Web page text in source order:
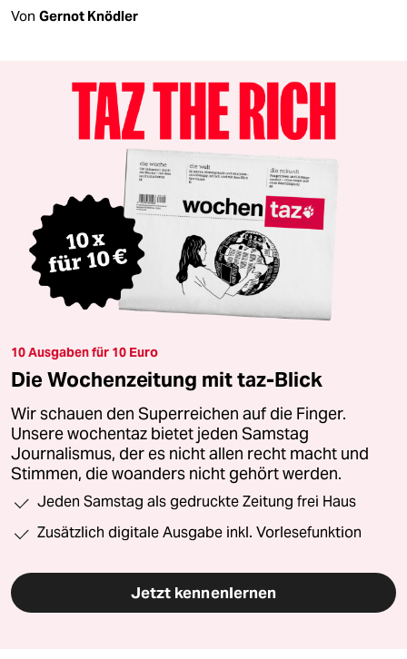
Von Gernot Knödler
10 Ausgaben für 10 Euro
Die Wochenzeitung mit taz-Blick
Wir schauen den Superreichen auf die Finger.
Unsere wochentaz bietet jeden Samstag
Journalismus, der es nicht allen recht macht und
Stimmen, die woanders nicht gehört werden.
Jeden Samstag als gedruckte Zeitung frei Haus
Zusätzlich digitale Ausgabe inkl. Vorlesefunktion
Jetzt kennenlernen